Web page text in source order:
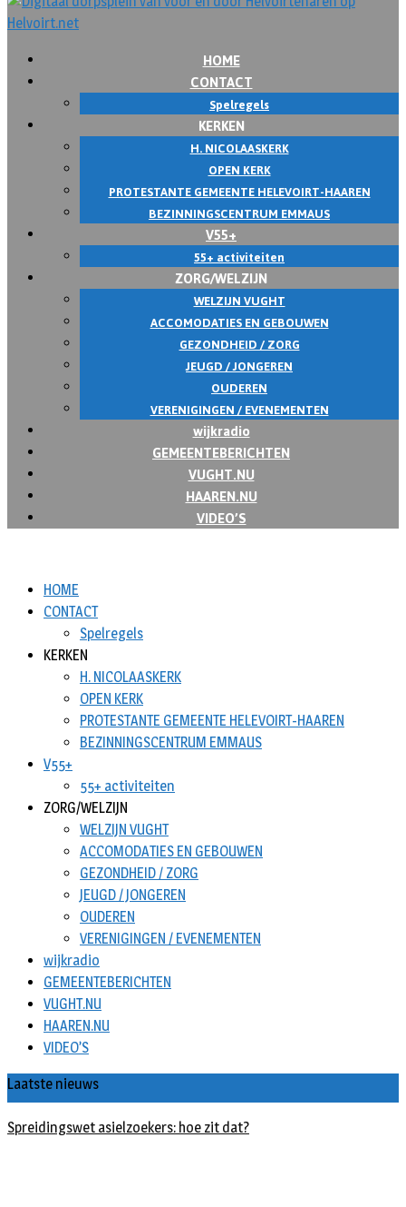
HOME
CONTACT
Spelregels
KERKEN
H. NICOLAASKERK
OPEN KERK
PROTESTANTE GEMEENTE HELEVOIRT-HAAREN
BEZINNINGSCENTRUM EMMAUS
V55+
55+ activiteiten
ZORG/WELZIJN
WELZIJN VUGHT
ACCOMODATIES EN GEBOUWEN
GEZONDHEID / ZORG
JEUGD / JONGEREN
OUDEREN
VERENIGINGEN / EVENEMENTEN
wijkradio
GEMEENTEBERICHTEN
VUGHT.NU
HAAREN.NU
VIDEO’S
HOME
CONTACT
Spelregels
KERKEN
H. NICOLAASKERK
OPEN KERK
PROTESTANTE GEMEENTE HELEVOIRT-HAAREN
BEZINNINGSCENTRUM EMMAUS
V55+
55+ activiteiten
ZORG/WELZIJN
WELZIJN VUGHT
ACCOMODATIES EN GEBOUWEN
GEZONDHEID / ZORG
JEUGD / JONGEREN
OUDEREN
VERENIGINGEN / EVENEMENTEN
wijkradio
GEMEENTEBERICHTEN
VUGHT.NU
HAAREN.NU
VIDEO’S
Laatste nieuws
Spreidingswet asielzoekers: hoe zit dat?